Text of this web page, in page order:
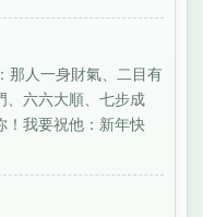
那人一身財氣、二目有
、六六大順、七步成
！我要祝他：新年快